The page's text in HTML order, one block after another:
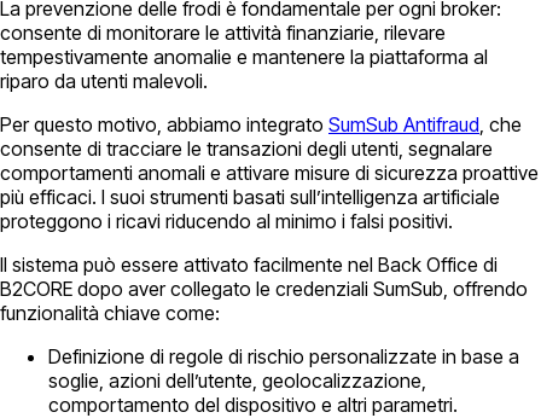
La prevenzione delle frodi è fondamentale per ogni broker:
consente di monitorare le attività finanziarie, rilevare
tempestivamente anomalie e mantenere la piattaforma al
riparo da utenti malevoli.
Per questo motivo, abbiamo integrato SumSub Antifraud , che
consente di tracciare le transazioni degli utenti, segnalare
comportamenti anomali e attivare misure di sicurezza proattive
più efficaci. I suoi strumenti basati sull’intelligenza artificiale
proteggono i ricavi riducendo al minimo i falsi positivi.
Il sistema può essere attivato facilmente nel Back Office di
B2CORE dopo aver collegato le credenziali SumSub, offrendo
funzionalità chiave come:
Definizione di regole di rischio personalizzate in base a
soglie, azioni dell’utente, geolocalizzazione,
comportamento del dispositivo e altri parametri.